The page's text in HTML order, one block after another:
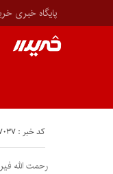
پایگاه خبری
کد خبر : ۲۷۰۳۷
رحمت الله